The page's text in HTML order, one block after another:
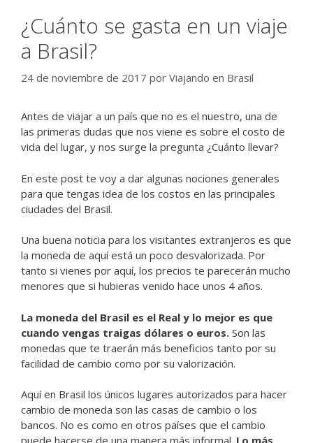
¿Cuánto se gasta en un viaje
a Brasil?
24 de noviembre de 2017 por Viajando en Brasil
Antes de viajar a un país que no es el nuestro, una de
las primeras dudas que nos viene es sobre el costo de
vida del lugar, y nos surge la pregunta ¿Cuánto llevar?
En este post te voy a dar algunas nociones generales
para que tengas idea de los costos en las principales
ciudades del Brasil.
Una buena noticia para los visitantes extranjeros es que
la moneda de aquí está un poco desvalorizada. Por
tanto si vienes por aquí, los precios te parecerán mucho
menores que si hubieras venido hace unos 4 años.
La moneda del Brasil es el Real y lo mejor es que
cuando vengas traigas dólares o euros. Son las
monedas que te traerán más beneficios tanto por su
facilidad de cambio como por su valorización.
Aquí en Brasil los únicos lugares autorizados para hacer
cambio de moneda son las casas de cambio o los
bancos. No es como en otros países que el cambio